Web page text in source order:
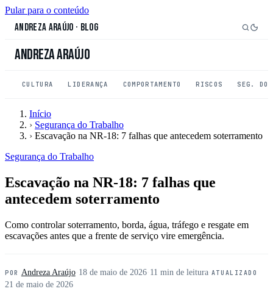
Pular para o conteúdo
Andreza Araújo · Blog
Andreza Araújo
CULTURA LIDERANÇA COMPORTAMENTO RISCOS SEG. DO
Início
› Segurança do Trabalho
› Escavação na NR-18: 7 falhas que antecedem soterramento
Segurança do Trabalho
Escavação na NR-18: 7 falhas que
antecedem soterramento
Como controlar soterramento, borda, água, tráfego e resgate em
escavações antes que a frente de serviço vire emergência.
POR Andreza Araújo· 18 de maio de 2026· 11 min de leitura· ATUALIZADO
21 de maio de 2026